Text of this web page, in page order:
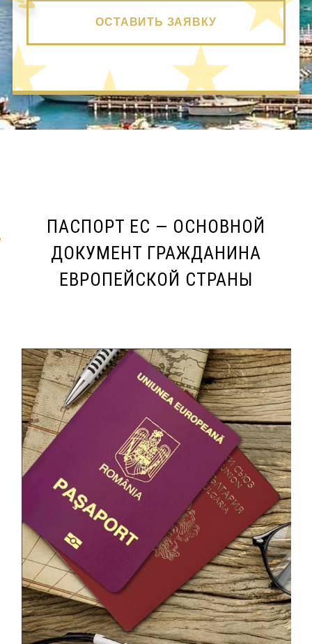
ОСТАВИТЬ ЗАЯВКУ
ПАСПОРТ ЕС — ОСНОВНОЙ
ДОКУМЕНТ ГРАЖДАНИНА
ЕВРОПЕЙСКОЙ СТРАНЫ